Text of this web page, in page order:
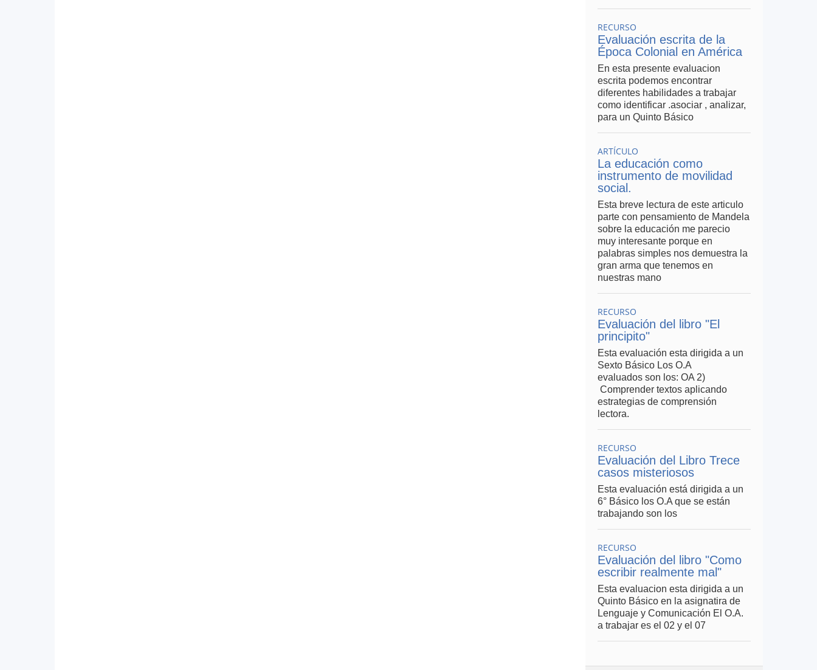
RECURSO
Evaluación escrita de la
Época Colonial en América
En esta presente evaluacion
escrita podemos encontrar
diferentes habilidades a trabajar
como identificar .asociar , analizar,
para un Quinto Básico
ARTÍCULO
La educación como
instrumento de movilidad
social.
Esta breve lectura de este articulo
parte con pensamiento de Mandela
sobre la educación me parecio
muy interesante porque en
palabras simples nos demuestra la
gran arma que tenemos en
nuestras mano
RECURSO
Evaluación del libro "El
principito"
Esta evaluación esta dirigida a un
Sexto Básico Los O.A
evaluados son los: OA 2)
Comprender textos aplicando
estrategias de comprensión
lectora.
RECURSO
Evaluación del Libro Trece
casos misteriosos
Esta evaluación está dirigida a un
6° Básico los O.A que se están
trabajando son los
RECURSO
Evaluación del libro "Como
escribir realmente mal"
Esta evaluacion esta dirigida a un
Quinto Básico en la asignatira de
Lenguaje y Comunicación El O.A.
a trabajar es el 02 y el 07